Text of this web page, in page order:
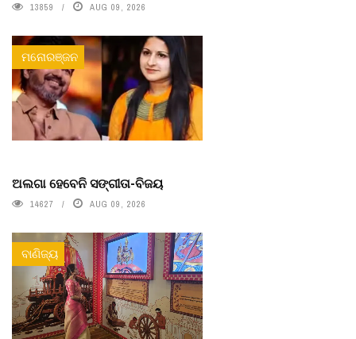
13859 AUG 09, 2026
ମନୋରଞ୍ଜନ
ଅଲଗା ହେବେନି ସଙ୍ଗୀତା-ବିଜୟ
14627 AUG 09, 2026
ବାଣିଜ୍ୟ